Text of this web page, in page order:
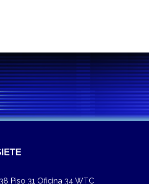
Piso 31 Oficina 34 WTC